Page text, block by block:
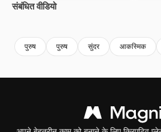
संबंधित वीडियो
पुरुष पुरुष सुंदर आकस्मिक